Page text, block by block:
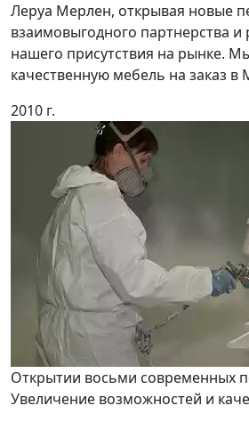
Леруа Мерлен, открывая новые
взаимовыгодного партнерства
нашего присутствия на рынке.
качественную мебель на заказ в
2010 г.
Открытии восьми современных
Увеличение возможностей и